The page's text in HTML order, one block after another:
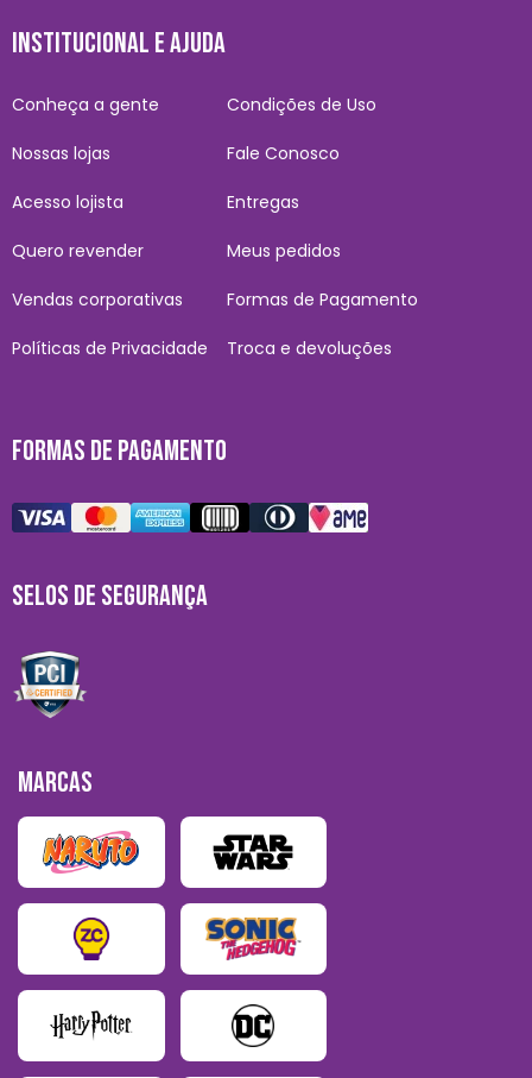
INSTITUCIONAL E AJUDA
Conheça a gente
Nossas lojas
Acesso lojista
Quero revender
Vendas corporativas
Políticas de Privacidade
Condições de Uso
Fale Conosco
Entregas
Meus pedidos
Formas de Pagamento
Troca e devoluções
FORMAS DE PAGAMENTO
SELOS DE SEGURANÇA
MARCAS